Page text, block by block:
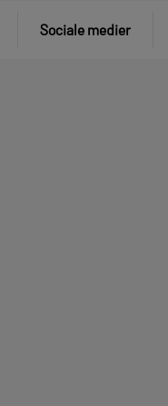
Sociale medier